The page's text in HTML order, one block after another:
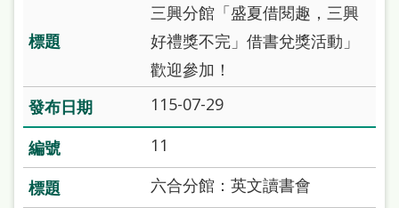
站
全
政
策
政
三興分館「盛夏借閱趣，三興
好禮獎不完」借書兌獎活動」
歡迎參加！
115-07-29
11
六合分館：英文讀書會